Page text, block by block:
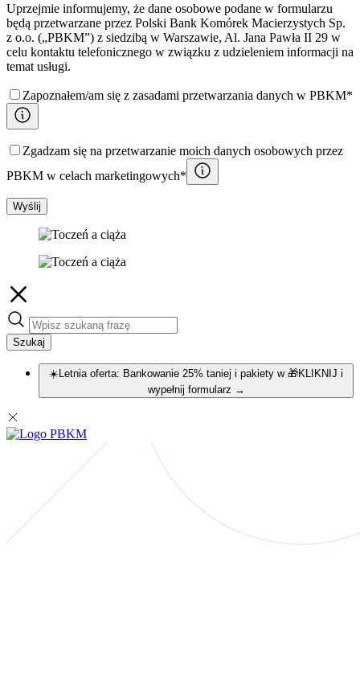
Uprzejmie informujemy, że dane osobowe podane w formularzu
będą przetwarzane przez Polski Bank Komórek Macierzystych Sp.
z o.o. („PBKM”) z siedzibą w Warszawie, Al. Jana Pawła II 29 w
celu kontaktu telefonicznego w związku z udzieleniem informacji na
temat usługi.
Zapoznałem/am się z zasadami przetwarzania danych w PBKM*
Zgadzam się na przetwarzanie moich danych osobowych przez
PBKM w celach marketingowych*
Wyślij
Szukaj
☀️Letnia oferta: Bankowanie 25% taniej i pakiety w 🎁KLIKNIJ i
wypełnij formularz →